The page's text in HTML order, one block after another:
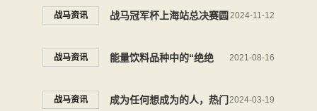
马饮料长板大师赛第二站深
战马资讯 战马冠军杯上海站总决赛圆
满落幕，共绘中国电竞新篇
2024-11-12
战马资讯 能量饮料品种中的“绝绝
子”，拥有坚定理想的能量
2021-08-16
战马资讯 成为任何想成为的人，热门 2024-03-19